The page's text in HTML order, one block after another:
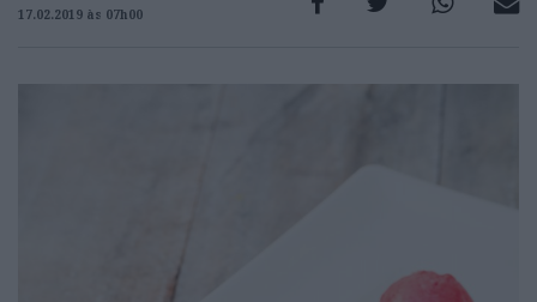
17.02.2019 às 07h00